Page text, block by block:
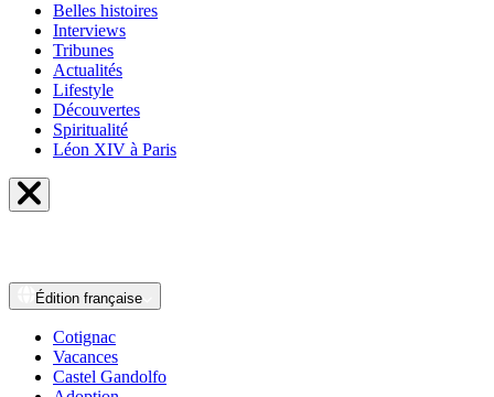
Belles histoires
Interviews
Tribunes
Actualités
Lifestyle
Découvertes
Spiritualité
Léon XIV à Paris
Édition française
Cotignac
Vacances
Castel Gandolfo